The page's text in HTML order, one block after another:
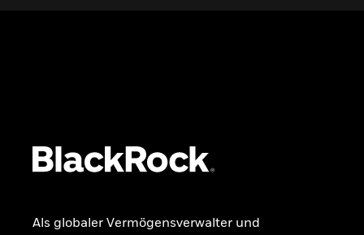
Als globaler Vermögensverwalter und